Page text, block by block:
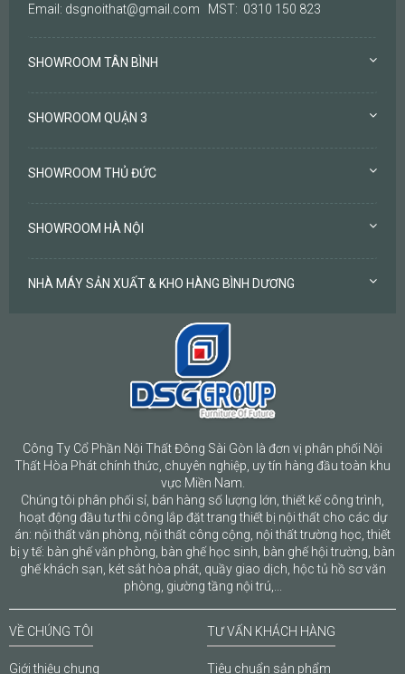
Email: dsgnoithat@gmail.com MST: 0310 150 823
SHOWROOM TÂN BÌNH
SHOWROOM QUẬN 3
SHOWROOM THỦ ĐỨC
SHOWROOM HÀ NỘI
NHÀ MÁY SẢN XUẤT & KHO HÀNG BÌNH DƯƠNG
Công Ty Cổ Phần Nội Thất Đông Sài Gòn là đơn vị phân phối Nội
Thất Hòa Phát chính thức, chuyên nghiệp, uy tín hàng đầu toàn khu
vực Miền Nam.
Chúng tôi phân phối sỉ, bán hàng số lượng lớn, thiết kế công trình,
hoạt động đầu tư thi công lắp đặt trang thiết bị nội thất cho các dự
án: nội thất văn phòng, nội thất công cộng, nội thất trường học, thiết
bị y tế: bàn ghế văn phòng, bàn ghế học sinh, bàn ghế hội trường, bàn
ghế khách sạn, két sắt hòa phát, quầy giao dịch, hộc tủ hồ sơ văn
phòng, giường tầng nội trú,...
VỀ CHÚNG TÔI
Giới thiệu chung
TƯ VẤN KHÁCH HÀNG
Tiêu chuẩn sản phẩm